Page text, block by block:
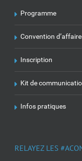
Programme
Convention
Inscription
Kit de
Infos pratiques
RELAYEZ LES